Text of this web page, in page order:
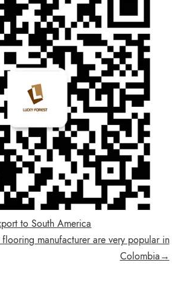
to South America
flooring manufacturer are very popular in
Colombia→